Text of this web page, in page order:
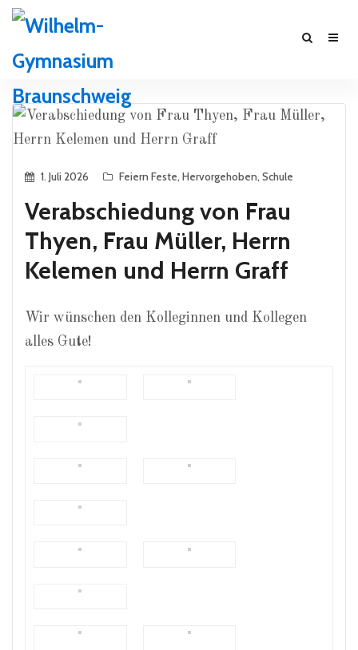
1. Juli 2026 Feiern Feste, Hervorgehoben, Schule
Verabschiedung von Frau
Thyen, Frau Müller, Herrn
Kelemen und Herrn Graff
Wir wünschen den Kolleginnen und Kollegen
alles Gute!